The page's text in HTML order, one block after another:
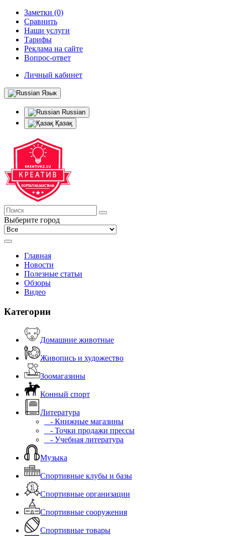
Заметки (0)
Сравнить
Наши услуги
Тарифы
Реклама на сайте
Вопрос-ответ
Личный кабинет
Язык
Russian
Қазақ
Выберите город
Главная
Новости
Полезные статьи
Обзоры
Видео
Категории
Домашние животные
Живопись и художество
Зоомагазины
Конный спорт
Литература
- Книжные магазины
- Точки продажи прессы
- Учебная литература
Музыка
Спортивные клубы и базы
Спортивные организации
Спортивные сооружения
Спортивные товары